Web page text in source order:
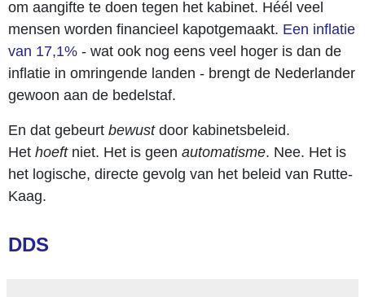
om aangifte te doen tegen het kabinet. Héél veel
mensen worden financieel kapotgemaakt. Een inflatie
van 17,1% - wat ook nog eens veel hoger is dan de
inflatie in omringende landen - brengt de Nederlander
gewoon aan de bedelstaf.
En dat gebeurt bewustdoor kabinetsbeleid.
Het hoeftniet. Het is geen automatisme. Nee. Het is
het logische, directe gevolg van het beleid van Rutte-
Kaag.
DDS